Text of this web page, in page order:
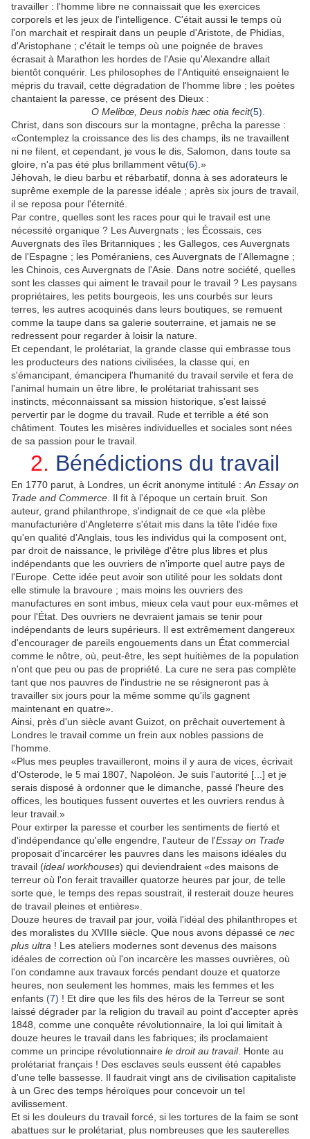
travailler : l'homme libre ne connaissait que les exercices
corporels et les jeux de l'intelligence. C'était aussi le temps où
l'on marchait et respirait dans un peuple d'Aristote, de Phidias,
d'Aristophane ; c'était le temps où une poignée de braves
écrasait à Marathon les hordes de l'Asie qu'Alexandre allait
bientôt conquérir. Les philosophes de l'Antiquité enseignaient le
mépris du travail, cette dégradation de l'homme libre ; les poètes
chantaient la paresse, ce présent des Dieux :
O Melibœ, Deus nobis hæc otia fecit(5)
Christ, dans son discours sur la montagne, prêcha la paresse :
«Contemplez la croissance des lis des champs, ils ne travaillent
ni ne filent, et cependant, je vous le dis, Salomon, dans toute sa
gloire, n'a pas été plus brillamment vêtu(6) .»
Jéhovah, le dieu barbu et rébarbatif, donna à ses adorateurs le
suprême exemple de la paresse idéale ; après six jours de travail,
il se reposa pour l'éternité.
Par contre, quelles sont les races pour qui le travail est une
nécessité organique ? Les Auvergnats ; les Écossais, ces
Auvergnats des îles Britanniques ; les Gallegos, ces Auvergnats
de l'Espagne ; les Poméraniens, ces Auvergnats de l'Allemagne ;
les Chinois, ces Auvergnats de l'Asie. Dans notre société, quelles
sont les classes qui aiment le travail pour le travail ? Les paysans
propriétaires, les petits bourgeois, les uns courbés sur leurs
terres, les autres acoquinés dans leurs boutiques, se remuent
comme la taupe dans sa galerie souterraine, et jamais ne se
redressent pour regarder à loisir la nature.
Et cependant, le prolétariat, la grande classe qui embrasse tous
les producteurs des nations civilisées, la classe qui, en
s'émancipant, émancipera l'humanité du travail servile et fera de
l'animal humain un être libre, le prolétariat trahissant ses
instincts, méconnaissant sa mission historique, s'est laissé
pervertir par le dogme du travail. Rude et terrible a été son
châtiment. Toutes les misères individuelles et sociales sont nées
de sa passion pour le travail.
2. Bénédictions du travail
En 1770 parut, à Londres, un écrit anonyme intitulé : An Essay on
Trade and Commerce . Il fit à l'époque un certain bruit. Son
auteur, grand philanthrope, s'indignait de ce que «la plèbe
manufacturière d'Angleterre s'était mis dans la tête l'idée fixe
qu'en qualité d'Anglais, tous les individus qui la composent ont,
par droit de naissance, le privilège d'être plus libres et plus
indépendants que les ouvriers de n'importe quel autre pays de
l'Europe. Cette idée peut avoir son utilité pour les soldats dont
elle stimule la bravoure ; mais moins les ouvriers des
manufactures en sont imbus, mieux cela vaut pour eux-mêmes et
pour l'État. Des ouvriers ne devraient jamais se tenir pour
indépendants de leurs supérieurs. Il est extrêmement dangereux
d'encourager de pareils engouements dans un État commercial
comme le nôtre, où, peut-être, les sept huitièmes de la population
n'ont que peu ou pas de propriété. La cure ne sera pas complète
tant que nos pauvres de l'industrie ne se résigneront pas à
travailler six jours pour la même somme qu'ils gagnent
maintenant en quatre».
Ainsi, près d'un siècle avant Guizot, on prêchait ouvertement à
Londres le travail comme un frein aux nobles passions de
l'homme.
«Plus mes peuples travailleront, moins il y aura de vices, écrivait
d'Osterode, le 5 mai 1807, Napoléon. Je suis l'autorité [...] et je
serais disposé à ordonner que le dimanche, passé l'heure des
offices, les boutiques fussent ouvertes et les ouvriers rendus à
leur travail.»
Pour extirper la paresse et courber les sentiments de fierté et
d'indépendance qu'elle engendre, l'auteur de l'Essay on Trade
proposait d'incarcérer les pauvres dans les maisons idéales du
travail (ideal workhouses) qui deviendraient «des maisons de
terreur où l'on ferait travailler quatorze heures par jour, de telle
sorte que, le temps des repas soustrait, il resterait douze heures
de travail pleines et entières».
Douze heures de travail par jour, voilà l'idéal des philanthropes et
des moralistes du XVIIIe siècle. Que nous avons dépassé ce nec
plus ultra ! Les ateliers modernes sont devenus des maisons
idéales de correction où l'on incarcère les masses ouvrières, où
l'on condamne aux travaux forcés pendant douze et quatorze
heures, non seulement les hommes, mais les femmes et les
enfants (7) ! Et dire que les fils des héros de la Terreur se sont
laissé dégrader par la religion du travail au point d'accepter après
1848, comme une conquête révolutionnaire, la loi qui limitait à
douze heures le travail dans les fabriques; ils proclamaient
comme un principe révolutionnaire le droit au travail. Honte au
prolétariat français ! Des esclaves seuls eussent été capables
d'une telle bassesse. Il faudrait vingt ans de civilisation capitaliste
à un Grec des temps héroïques pour concevoir un tel
avilissement.
Et si les douleurs du travail forcé, si les tortures de la faim se sont
abattues sur le prolétariat, plus nombreuses que les sauterelles